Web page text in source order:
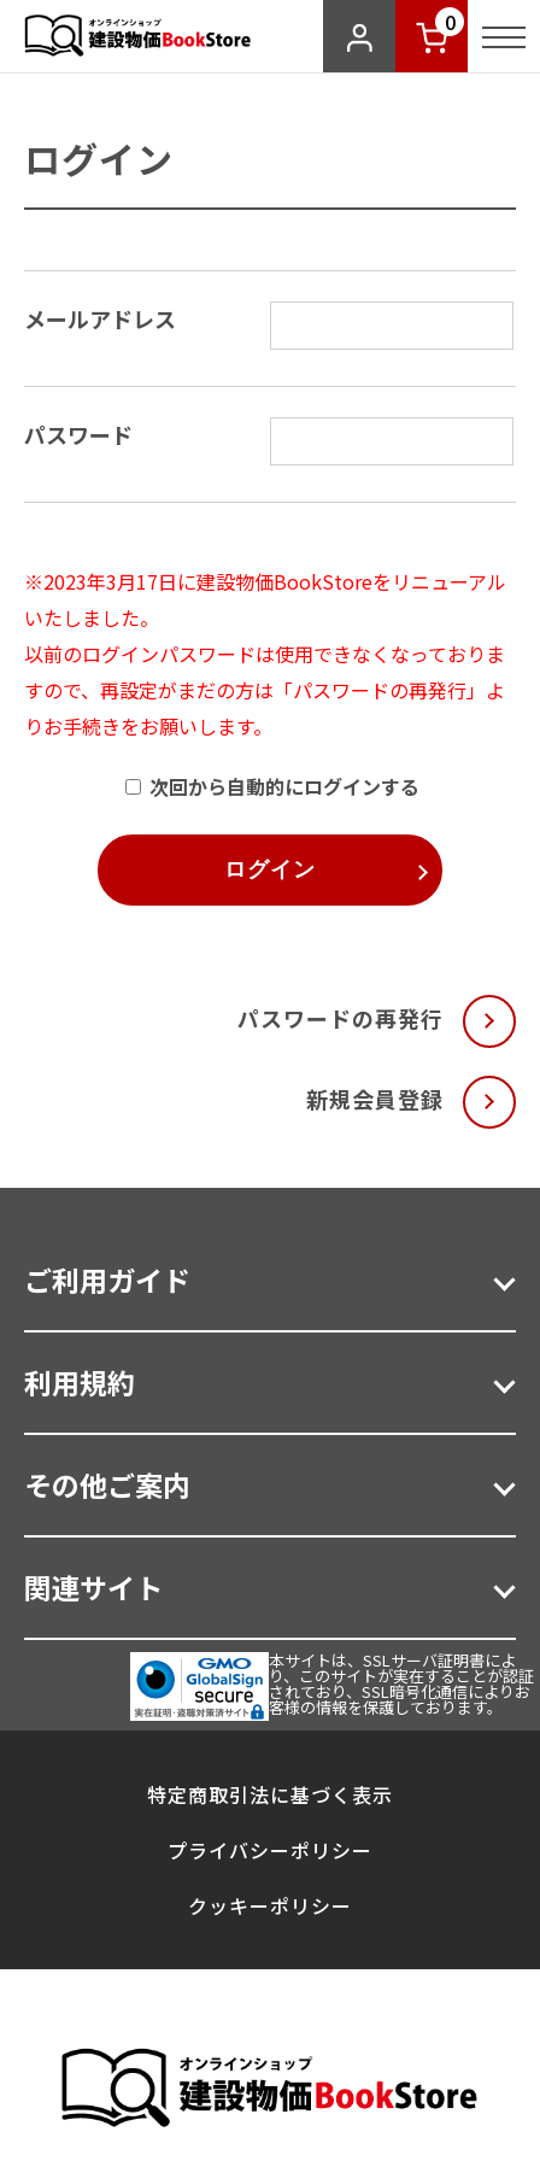
0
ログイン
メールアドレス
パスワード
※2023年3月17日に建設物価BookStoreをリニューアル
いたしました。
以前のログインパスワードは使用できなくなっておりま
すので、再設定がまだの方は「パスワードの再発行」よ
りお手続きをお願いします。
次回から自動的にログインする
ログイン
パスワードの再発行
新規会員登録
ご利用ガイド
利用規約
その他ご案内
関連サイト
本サイトは、SSLサーバ証明書によ
り、このサイトが実在することが認証
されており、SSL暗号化通信によりお
客様の情報を保護しております。
特定商取引法に基づく表示
プライバシーポリシー
クッキーポリシー